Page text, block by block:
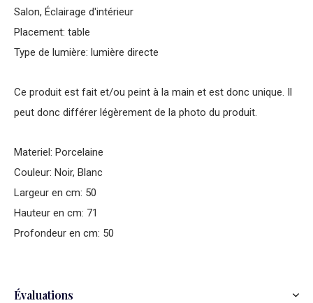
Salon, Éclairage d'intérieur
Placement: table
Type de lumière: lumière directe
Ce produit est fait et/ou peint à la main et est donc unique. Il
peut donc différer légèrement de la photo du produit.
Materiel: Porcelaine
Couleur: Noir, Blanc
Largeur en cm: 50
Hauteur en cm: 71
Profondeur en cm: 50
Évaluations